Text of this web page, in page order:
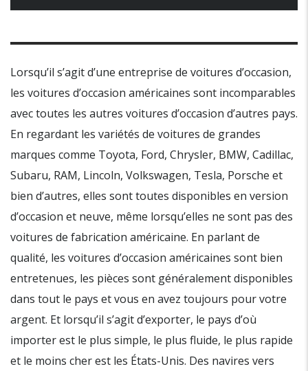
Lorsqu’il s’agit d’une entreprise de voitures d’occasion,
les voitures d’occasion américaines sont incomparables
avec toutes les autres voitures d’occasion d’autres pays.
En regardant les variétés de voitures de grandes
marques comme Toyota, Ford, Chrysler, BMW, Cadillac,
Subaru, RAM, Lincoln, Volkswagen, Tesla, Porsche et
bien d’autres, elles sont toutes disponibles en version
d’occasion et neuve, même lorsqu’elles ne sont pas des
voitures de fabrication américaine. En parlant de
qualité, les voitures d’occasion américaines sont bien
entretenues, les pièces sont généralement disponibles
dans tout le pays et vous en avez toujours pour votre
argent. Et lorsqu’il s’agit d’exporter, le pays d’où
importer est le plus simple, le plus fluide, le plus rapide
et le moins cher est les États-Unis. Des navires vers